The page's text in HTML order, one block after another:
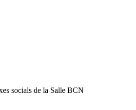
socials de la Salle BCN